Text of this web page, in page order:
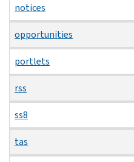
notices
opportunities
portlets
rss
ss8
tas